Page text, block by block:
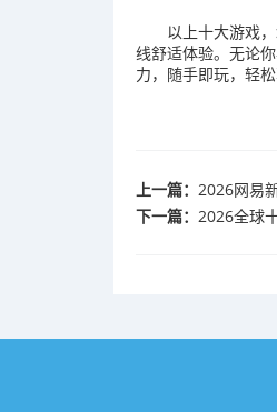
以上十大游戏
线舒适体验。无论
力，随手即玩，轻松
上一篇： 2026网易
下一篇： 2026全球